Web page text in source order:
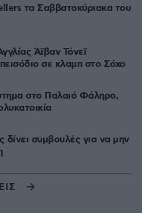
τα Σαββατοκύριακα του
Άϊβαν Τόνεϊ
σε κλαμπ στο Σόχο
στο Παλαιό Φάληρο,
συμβουλές για να μην